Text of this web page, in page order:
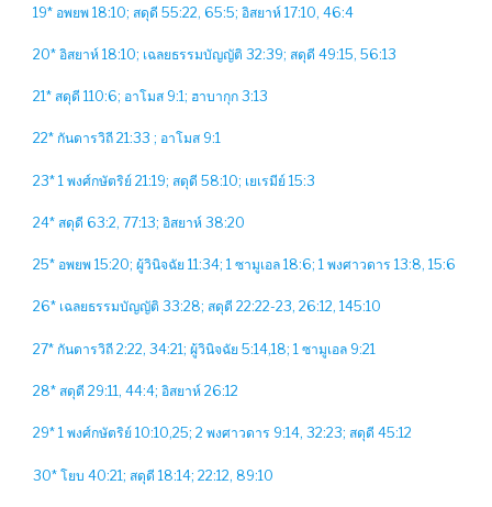
19* อพยพ 18:10; สดุดี 55:22, 65:5; อิสยาห์ 17:10, 46:4
20* อิสยาห์ 18:10; เฉลยธรรมบัญญัติ 32:39; สดุดี 49:15, 56:13
21* สดุดี 110:6; อาโมส 9:1; ฮาบากุก 3:13
22* กันดารวิถี 21:33 ; อาโมส 9:1
23* 1 พงศ์กษัตริย์ 21:19; สดุดี 58:10; เยเรมีย์ 15:3
24* สดุดี 63:2, 77:13; อิสยาห์ 38:20
25* อพยพ 15:20; ผู้วินิจฉัย 11:34; 1 ซามูเอล 18:6; 1 พงศาวดาร 13:8, 15:6
26* เฉลยธรรมบัญญัติ 33:28; สดุดี 22:22-23, 26:12, 145:10
27* กันดารวิถี 2:22, 34:21; ผู้วินิจฉัย 5:14,18; 1 ซามูเอล 9:21
28* สดุดี 29:11, 44:4; อิสยาห์ 26:12
29* 1 พงศ์กษัตริย์ 10:10,25; 2 พงศาวดาร 9:14, 32:23; สดุดี 45:12
30* โยบ 40:21; สดุดี 18:14; 22:12, 89:10